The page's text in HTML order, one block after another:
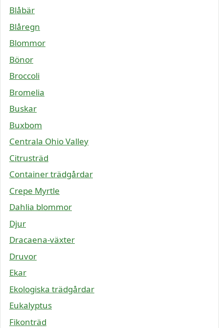
Blåbär
Blåregn
Blommor
Bönor
Broccoli
Bromelia
Buskar
Buxbom
Centrala Ohio Valley
Citrusträd
Container trädgårdar
Crepe Myrtle
Dahlia blommor
Djur
Dracaena-växter
Druvor
Ekar
Ekologiska trädgårdar
Eukalyptus
Fikonträd